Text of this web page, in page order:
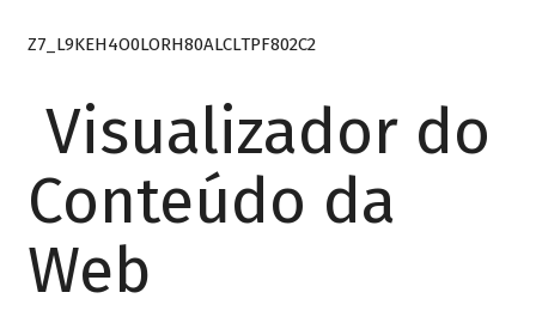
Z7_L9KEH4O0LORH80ALCLTPF802C2
Visualizador do
Conteúdo da
Web